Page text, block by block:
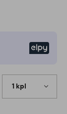
1 kpl